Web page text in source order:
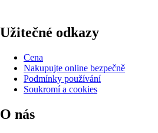
Užitečné odkazy
Cena
Nakupujte online bezpečně
Podmínky používání
Soukromí a cookies
O nás